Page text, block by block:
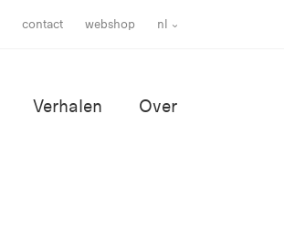
contact webshop nl
Verhalen Over